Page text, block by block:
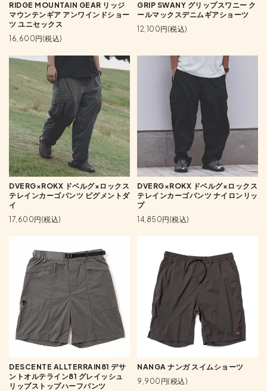
RIDGE MOUNTAIN GEAR リッジ
マウンテンギア アンワインドショー
ツ ユニセックス
16,600円(税込)
GRIP SWANY グリップスワニー ク
ールマックスデニムギアショーツ
12,100円(税込)
DVERG×ROKX ドベルグ×ロックス
テレインカーゴパンツ ピグメントダ
イ
17,600円(税込)
DVERG×ROKX ドベルグ×ロックス
テレインカーゴパンツ ナイロンリッ
プ
14,850円(税込)
DESCENTE ALLTERRAIN81 デサ
ントオルテライン81 グレイッシュ
リップストップハーフパンツ
NANGA ナンガ スイムショーツ
9,900円(税込)